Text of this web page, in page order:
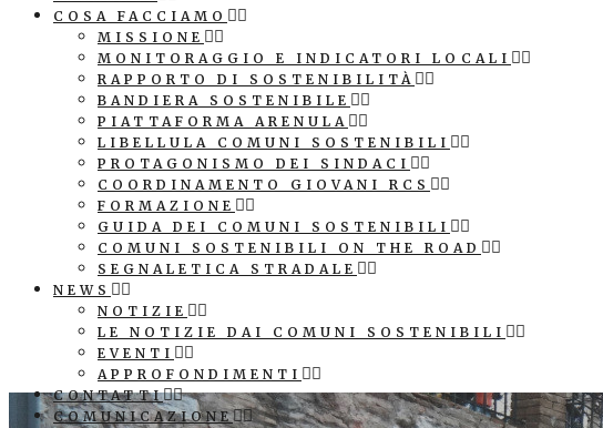
COSA FACCIAMO
MISSIONE
MONITORAGGIO E INDICATORI LOCALI
RAPPORTO DI SOSTENIBILITÀ
BANDIERA SOSTENIBILE
PIATTAFORMA ARENULA
LIBELLULA COMUNI SOSTENIBILI
PROTAGONISMO DEI SINDACI
COORDINAMENTO GIOVANI RCS
FORMAZIONE
GUIDA DEI COMUNI SOSTENIBILI
COMUNI SOSTENIBILI ON THE ROAD
SEGNALETICA STRADALE
NEWS
NOTIZIE
LE NOTIZIE DAI COMUNI SOSTENIBILI
EVENTI
APPROFONDIMENTI
CONTATTI
COMUNICAZIONE